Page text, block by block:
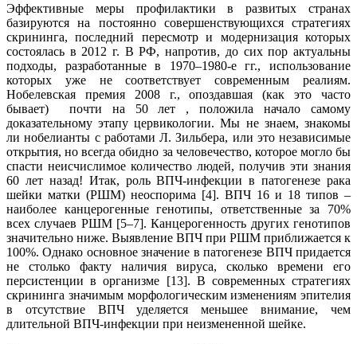
Эффективные меры профилактики в развитых странах
базируются на постоянно совершенствующихся стратегиях
скрининга, последний пересмотр и модернизация которых
состоялась в 2012 г. В РФ, напротив, до сих пор актуальны
подходы, разработанные в 1970–1980-е гг., использование
которых уже не соответствует современным реалиям.
Нобелевская премия 2008 г., опоздавшая (как это часто
бывает) почти на 50 лет , положила начало самому
доказательному этапу цервикологии. Мы не знаем, знакомы
ли нобелианты с работами Л. Зильбера, или это независимые
открытия, но всегда обидно за человечество, которое могло бы
спасти неисчислимое количество людей, получив эти знания
60 лет назад! Итак, роль ВПЧ-инфекции в патогенезе рака
шейки матки (РШМ) неоспорима [4]. ВПЧ 16 и 18 типов –
наиболее канцерогенные генотипы, ответственные за 70%
всех случаев РШМ [5–7]. Канцерогенность других генотипов
значительно ниже. Выявление ВПЧ при РШМ приближается к
100%. Однако основное значение в патогенезе ВПЧ придается
не столько факту наличия вируса, сколько времени его
персистенции в организме [13]. В современных стратегиях
скрининга значимым морфологическим изменениям эпителия
в отсутствие ВПЧ уделяется меньшее внимание, чем
длительной ВПЧ-инфекции при неизмененной шейке.